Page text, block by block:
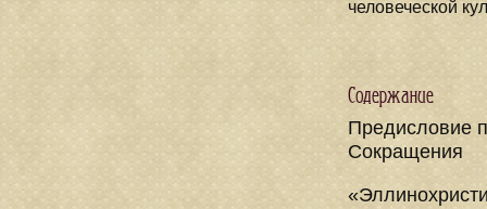
человеческой
Содержание
Предисловие
Сокращения